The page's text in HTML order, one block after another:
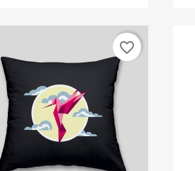
favorite_border